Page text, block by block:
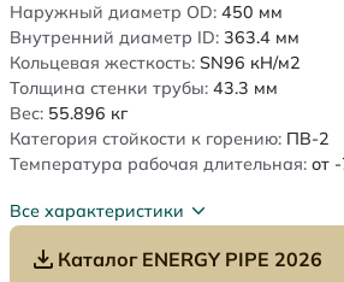
Наружный диаметр OD: 450 мм
Внутренний диаметр ID: 363.4 мм
Кольцевая жесткость: SN96 кН/м2
Толщина стенки трубы: 43.3 мм
Вес: 55.896 кг
Категория стойкости к горению: ПВ-2
Температура рабочая длительная: от
Все характеристики
Каталог ENERGY PIPE 2026